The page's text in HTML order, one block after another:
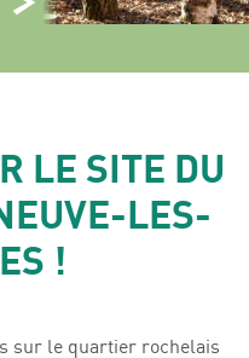
le diaporama
Photo suivante
LE SITE DU
LES-
!
sur le quartier rochelais